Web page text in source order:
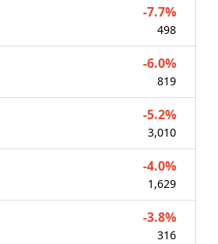
-7.7%
498
-6.0%
819
-5.2%
3,010
-4.0%
1,629
-3.8%
316